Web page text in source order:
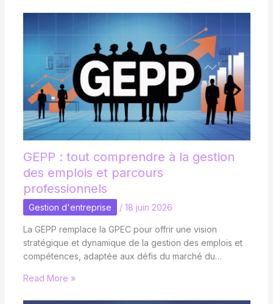
GEPP : tout comprendre à la gestion
des emplois et parcours
professionnels
Gestion d'entreprise / 18 juin 2026
La GEPP remplace la GPEC pour offrir une vision
stratégique et dynamique de la gestion des emplois et
compétences, adaptée aux défis du marché du…
Read More »